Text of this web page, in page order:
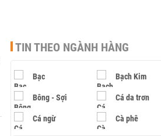
TIN THEO NGÀNH HÀNG
Bạc Bạch Kim
Bông - Sợi Cá da trơn
Cá ngừ Cà phê